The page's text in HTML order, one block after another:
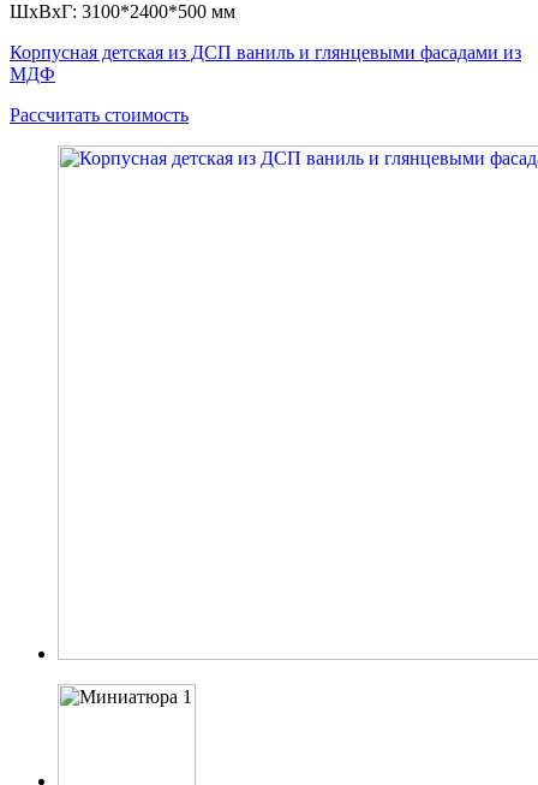
ШxВxГ: 3100*2400*500 мм
Корпусная детская из ДСП ваниль и глянцевыми фасадами из
МДФ
Рассчитать стоимость